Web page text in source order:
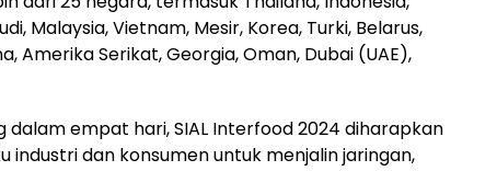
Malaysia, Vietnam, Mesir, Korea, Turki, Belarus,
Amerika Serikat, Georgia, Oman, Dubai (UAE),
empat hari, SIAL Interfood 2024 diharapkan
industri dan konsumen untuk menjalin jaringan,